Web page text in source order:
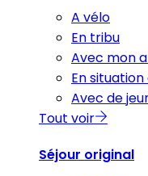
A vélo
En tribu
Avec mon
En
Avec de
Tout voir
Séjour original